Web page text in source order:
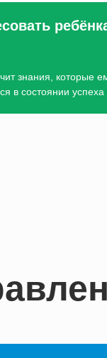
знания, которые
в состоянии